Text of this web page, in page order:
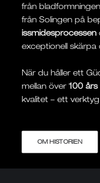
från
från Solingen på
issmidesprocessen
exceptionell skärpa
När du håller ett
mellan över 100 års
kvalitet – ett
OM HISTORIEN